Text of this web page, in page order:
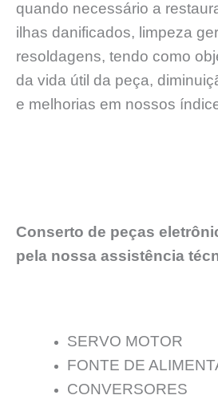
quando necessário a
ilhas danificados, limpeza
resoldagens, tendo como
da vida útil da peça,
e melhorias em nossos
Conserto de peças
pela nossa assistência
SERVO MOTOR
FONTE DE
CONVERSORES